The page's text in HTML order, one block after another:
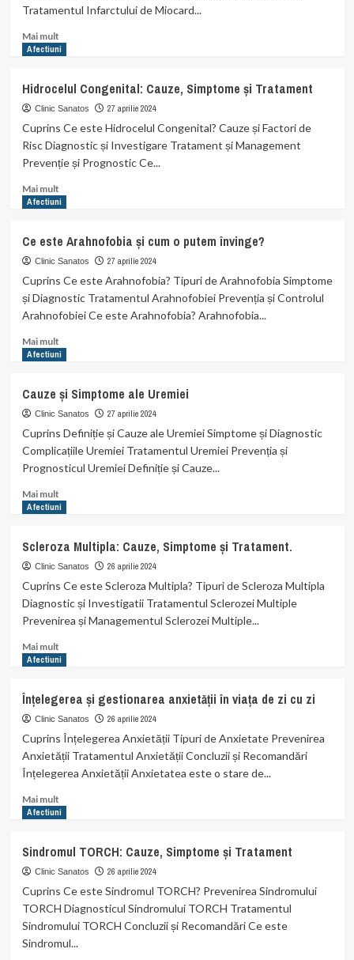
Hepatice
Tratamentul Infarctului de Miocard...
Mai multRead
more
și
Tratamentul
Infarctului
Miocard
Acut
Afectiuni
Hidrocelul Congenital: Cauze, Simptome și Tratament
Clinic Sanatos 27 aprilie 2024
Cuprins Ce este Hidrocelul Congenital? Cauze și Factori de
Risc Diagnostic și Investigare Tratament și Management
Prevenție și Prognostic Ce...
Mai multRead
more
Congenital:
Cauze,
Simptome
Afectiuni
Ce este Arahnofobia și cum o putem învinge?
Clinic Sanatos 27 aprilie 2024
Cuprins Ce este Arahnofobia? Tipuri de Arahnofobia Simptome
și Diagnostic Tratamentul Arahnofobiei Prevenția și Controlul
Arahnofobiei Ce este Arahnofobia? Arahnofobia...
Mai multRead
more
este
Arahnofobia
și
cum
putem
Afectiuni
Cauze și Simptome ale Uremiei
Clinic Sanatos 27 aprilie 2024
Cuprins Definiție și Cauze ale Uremiei Simptome și Diagnostic
Complicațiile Uremiei Tratamentul Uremiei Prevenția și
Prognosticul Uremiei Definiție și Cauze...
Mai multRead
more
și
Simptome
ale
Uremiei
Afectiuni
Scleroza Multipla: Cauze, Simptome și Tratament.
Clinic Sanatos 26 aprilie 2024
Cuprins Ce este Scleroza Multipla? Tipuri de Scleroza Multipla
Diagnostic și Investigatii Tratamentul Sclerozei Multiple
Prevenirea și Managementul Sclerozei Multiple...
Mai multRead
more
Multipla:
Cauze,
Simptome
și
Tratament.
Afectiuni
Înțelegerea și gestionarea anxietății în viața de zi cu zi
Clinic Sanatos 26 aprilie 2024
Cuprins Înțelegerea Anxietății Tipuri de Anxietate Prevenirea
Anxietății Tratamentul Anxietății Concluzii și Recomandări
Înțelegerea Anxietății Anxietatea este o stare de...
Mai multRead
more
și
gestionarea
anxietății
în
de
zi
Afectiuni
Sindromul TORCH: Cauze, Simptome și Tratament
Clinic Sanatos 26 aprilie 2024
Cuprins Ce este Sindromul TORCH? Prevenirea Sindromului
TORCH Diagnosticul Sindromului TORCH Tratamentul
Sindromului TORCH Concluzii și Recomandări Ce este
Sindromul...